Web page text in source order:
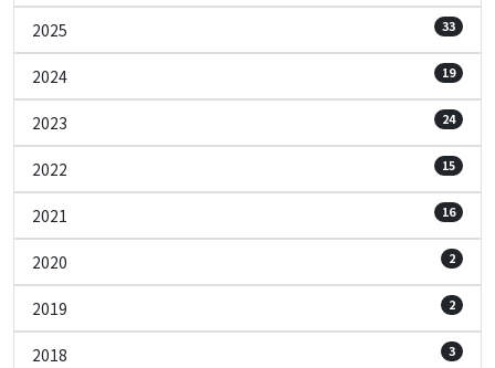
2025 33
2024 19
2023 24
2022 15
2021 16
2020 2
2019 2
2018 3